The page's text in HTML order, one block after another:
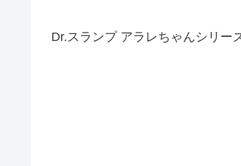
Dr.スランプ アラレちゃんシリー